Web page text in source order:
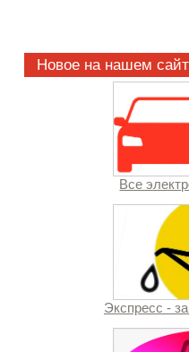
Новое на нашем
Все
Экспресс -